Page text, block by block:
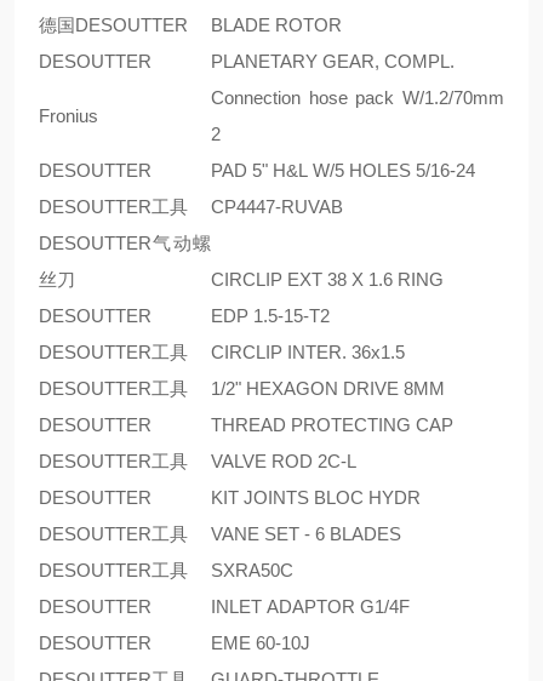
德国DESOUTTER
BLADE ROTOR
DESOUTTER
PLANETARY GEAR, COMPL.
Fronius
Connection hose pack W/1.2/70mm
2
DESOUTTER
PAD 5" H&L W/5 HOLES 5/16-24
DESOUTTER工具
CP4447-RUVAB
DESOUTTER气动螺
丝刀
CIRCLIP EXT 38 X 1.6 RING
DESOUTTER
EDP 1.5-15-T2
DESOUTTER工具
CIRCLIP INTER. 36x1.5
DESOUTTER工具
1/2" HEXAGON DRIVE 8MM
DESOUTTER
THREAD PROTECTING CAP
DESOUTTER工具
VALVE ROD 2C-L
DESOUTTER
KIT JOINTS BLOC HYDR
DESOUTTER工具
VANE SET - 6 BLADES
DESOUTTER工具
SXRA50C
DESOUTTER
INLET ADAPTOR G1/4F
DESOUTTER
EME 60-10J